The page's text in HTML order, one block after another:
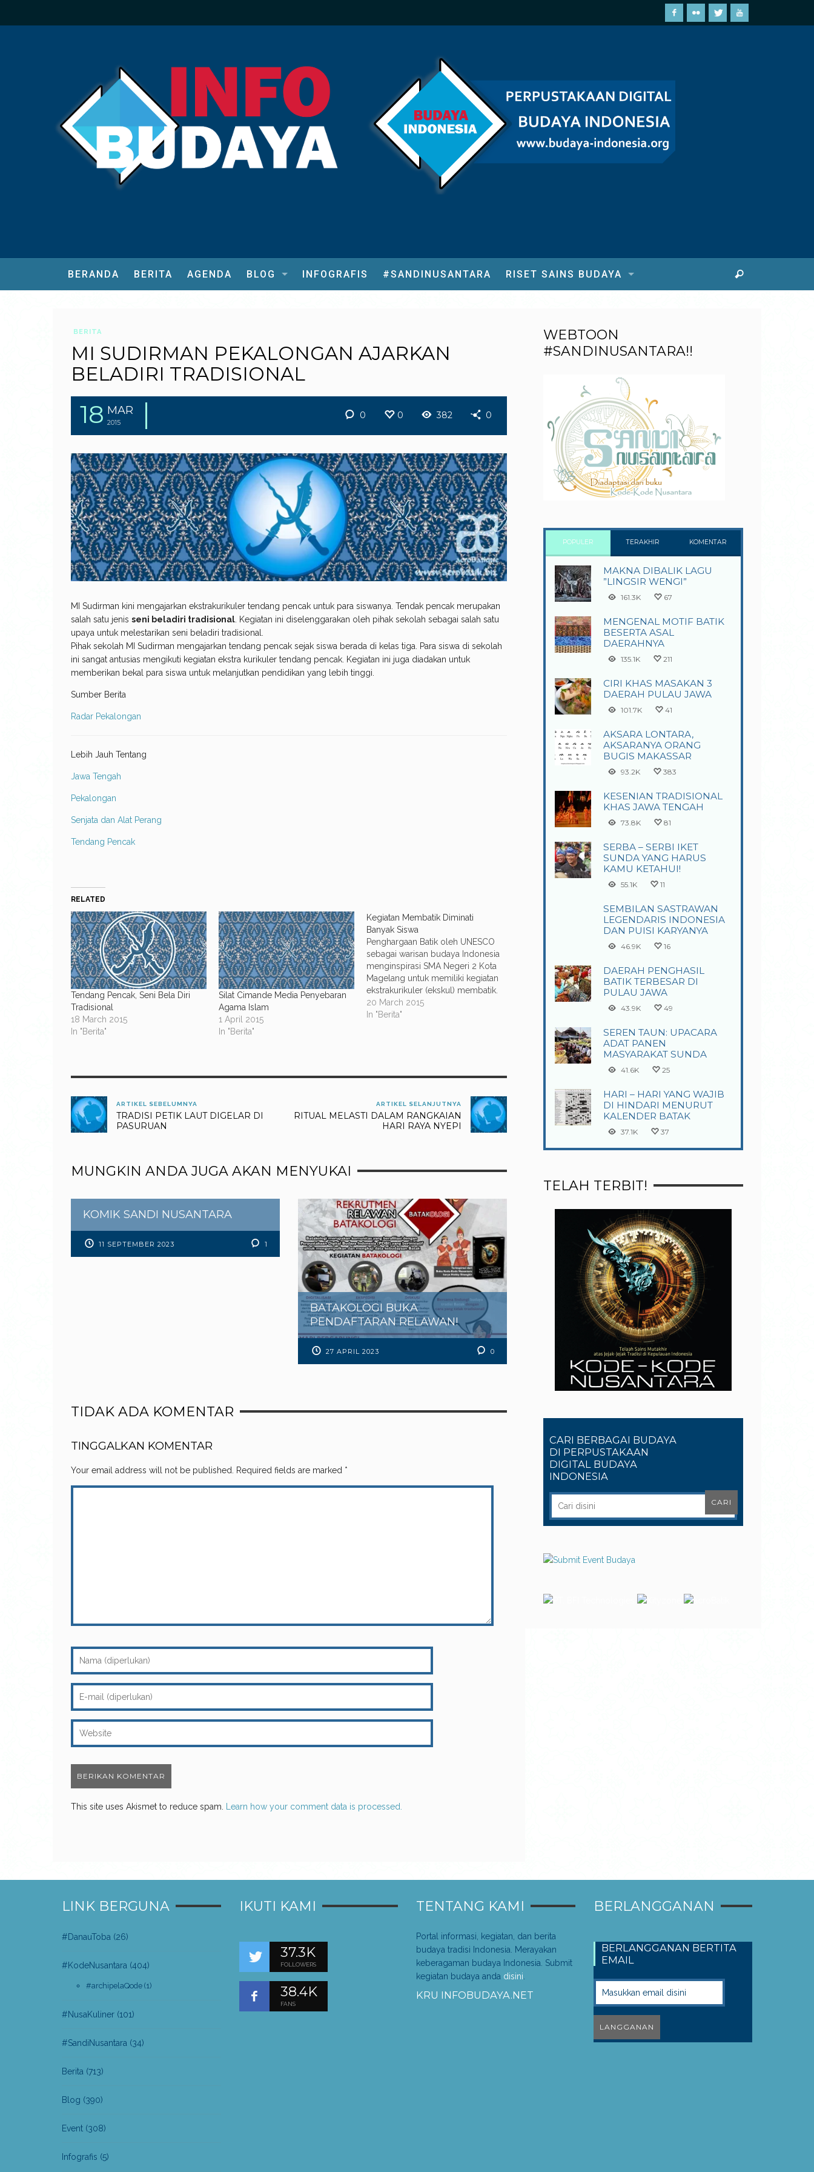
BERANDA BERITA AGENDA BLOG INFOGRAFIS #SANDINUSANTARA RISET SAINS BUDAYA
BERITA
MI SUDIRMAN PEKALONGAN AJARKAN
BELADIRI TRADISIONAL
18 MAR
2015
0 0 382 0
MI Sudirman kini mengajarkan ekstrakurikuler tendang pencak untuk para siswanya. Tendak pencak merupakan
salah satu jenis seni beladiri tradisional . Kegiatan ini diselenggarakan oleh pihak sekolah sebagai salah satu
upaya untuk melestarikan seni beladiri tradisional.
Pihak sekolah MI Sudirman mengajarkan tendang pencak sejak siswa berada di kelas tiga. Para siswa di sekolah
ini sangat antusias mengikuti kegiatan ekstra kurikuler tendang pencak. Kegiatan ini juga diadakan untuk
memberikan bekal para siswa untuk melanjutkan pendidikan yang lebih tinggi.
Sumber Berita
Radar Pekalongan
Lebih Jauh Tentang
Jawa Tengah
Pekalongan
Senjata dan Alat Perang
Tendang Pencak
RELATED
Tendang Pencak, Seni Bela Diri
Tradisional
18 March 2015
In "Berita"
Silat Cimande Media Penyebaran
Agama Islam
1 April 2015
In "Berita"
Kegiatan Membatik Diminati
Banyak Siswa
Penghargaan Batik oleh UNESCO
sebagai warisan budaya Indonesia
menginspirasi SMA Negeri 2 Kota
Magelang untuk memiliki kegiatan
ekstrakurikuler (ekskul) membatik.
Ekskul ini sebenarnya sudah lama
ada di sekolah ini, namun mulai
20 March 2015
In "Berita"
ARTIKEL SEBELUMNYA
TRADISI PETIK LAUT DIGELAR DI
PASURUAN
ARTIKEL SELANJUTNYA
RITUAL MELASTI DALAM RANGKAIAN
HARI RAYA NYEPI
MUNGKIN ANDA JUGA AKAN MENYUKAI
KOMIK SANDI NUSANTARA
11 SEPTEMBER 2023 1
BATAKOLOGI BUKA
PENDAFTARAN RELAWAN!
27 APRIL 2023 0
TIDAK ADA KOMENTAR
TINGGALKAN KOMENTAR
Your email address will not be published. Required fields are marked *
This site uses Akismet to reduce spam. Learn how your comment data is processed.
WEBTOON
#SANDINUSANTARA!!
POPULER TERAKHIR KOMENTAR
MAKNA DIBALIK LAGU
”LINGSIR WENGI”
161.3K 67
MENGENAL MOTIF BATIK
BESERTA ASAL
DAERAHNYA
135.1K 211
CIRI KHAS MASAKAN 3
DAERAH PULAU JAWA
101.7K 41
AKSARA LONTARA,
AKSARANYA ORANG
BUGIS MAKASSAR
93.2K 383
KESENIAN TRADISIONAL
KHAS JAWA TENGAH
73.8K 81
SERBA – SERBI IKET
SUNDA YANG HARUS
KAMU KETAHUI!
55.1K 11
SEMBILAN SASTRAWAN
LEGENDARIS INDONESIA
DAN PUISI KARYANYA
46.9K 16
DAERAH PENGHASIL
BATIK TERBESAR DI
PULAU JAWA
43.9K 49
SEREN TAUN: UPACARA
ADAT PANEN
MASYARAKAT SUNDA
41.6K 25
HARI – HARI YANG WAJIB
DI HINDARI MENURUT
KALENDER BATAK
37.1K 37
TELAH TERBIT!
CARI BERBAGAI BUDAYA
DI PERPUSTAKAAN
DIGITAL BUDAYA
INDONESIA
LINK BERGUNA
#DanauToba (26)
#KodeNusantara (404)
#archipelaQode (1)
#NusaKuliner (101)
#SandiNusantara (34)
Berita (713)
Blog (390)
Event (308)
Infografis (5)
IKUTI KAMI
37.3K
FOLLOWERS
38.4K
FANS
TENTANG KAMI
Portal informasi, kegiatan, dan berita
budaya tradisi Indonesia. Merayakan
keberagaman budaya Indonesia. Submit
kegiatan budaya anda disini
KRU INFOBUDAYA.NET
BERLANGGANAN
BERLANGGANAN BERTITA
EMAIL